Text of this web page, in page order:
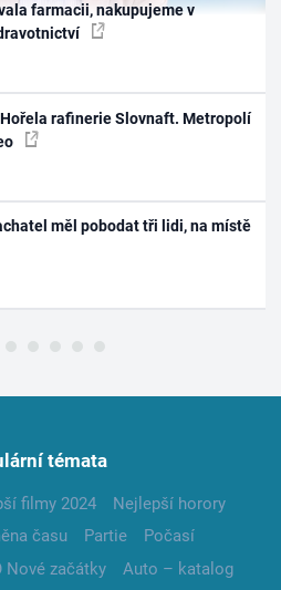
farmacii, nakupujeme v
rafinerie Slovnaft. Metropolí
měl pobodat tři lidi, na místě
témata
filmy 2024
Nejlepší horory
času Partie
Počasí
Nové začátky
Auto – katalog